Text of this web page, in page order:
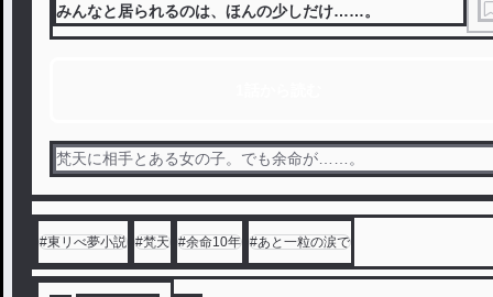
みんなと居られるのは、ほんの少しだけ……。
梵天に相手とある女の子。でも余命が……。
#東リべ夢小説 #梵天 #余命10年 #あと一粒の涙で